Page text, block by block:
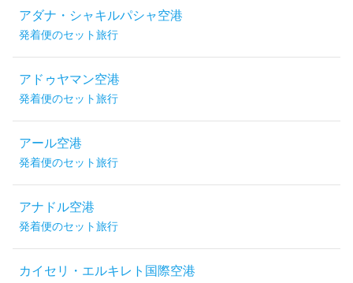
アダナ・シャキルパシャ空港
発着便のセット旅行
アドゥヤマン空港
発着便のセット旅行
アール空港
発着便のセット旅行
アナドル空港
発着便のセット旅行
カイセリ・エルキレト国際空港